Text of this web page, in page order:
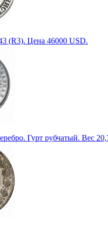
(R3). Цена 46000 USD.
Гурт рубчатый. Вес